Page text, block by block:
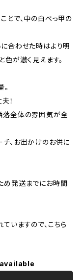
とで、中の白べっ甲の
合わせた時はより明
色が濃く見えます。
！
落全体の雰囲気が全
、お出かけのお供に
め発送までにお時間
いますので、こちら